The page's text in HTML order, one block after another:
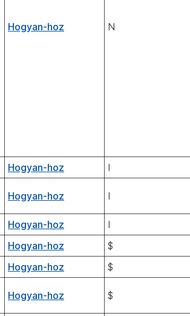
Hogyan-hoz N
Hogyan-hoz I
Hogyan-hoz I
Hogyan-hoz I
Hogyan-hoz $
Hogyan-hoz $
Hogyan-hoz $